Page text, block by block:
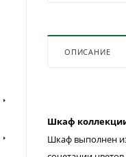
ОПИСАНИЕ
Шкаф
Шкаф выполнен